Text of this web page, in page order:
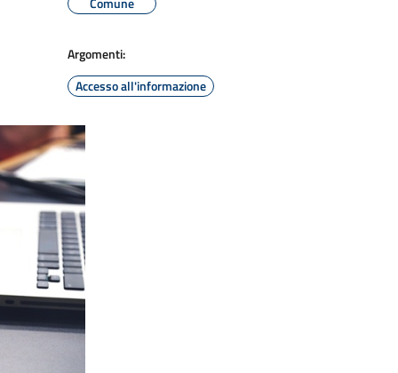
Argomenti:
Accesso all'informazione